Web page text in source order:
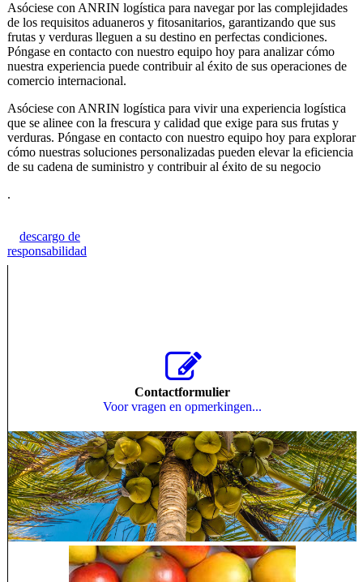
Asóciese con ANRIN logística para navegar por las complejidades
de los requisitos aduaneros y fitosanitarios, garantizando que sus
frutas y verduras lleguen a su destino en perfectas condiciones.
Póngase en contacto con nuestro equipo hoy para analizar cómo
nuestra experiencia puede contribuir al éxito de sus operaciones de
comercio internacional.
Asóciese con ANRIN logística para vivir una experiencia logística
que se alinee con la frescura y calidad que exige para sus frutas y
verduras. Póngase en contacto con nuestro equipo hoy para explorar
cómo nuestras soluciones personalizadas pueden elevar la eficiencia
de su cadena de suministro y contribuir al éxito de su negocio
.
descargo de
responsabilidad
Contactformulier
Voor vragen en opmerkingen...